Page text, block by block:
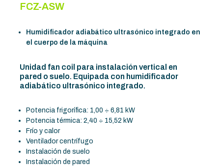
FCZ-ASW
Humidificador adiabático ultrasónico integrado en
el cuerpo de la máquina
Unidad fan coil para instalación vertical en
pared o suelo. Equipada con humidificador
adiabático ultrasónico integrado.
Potencia frigorífica: 1,00 ÷ 6,81 kW
Potencia térmica: 2,40 ÷ 15,52 kW
Frío y calor
Ventilador centrífugo
Instalación de suelo
Instalación de pared